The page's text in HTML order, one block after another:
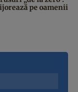
pe oamenii